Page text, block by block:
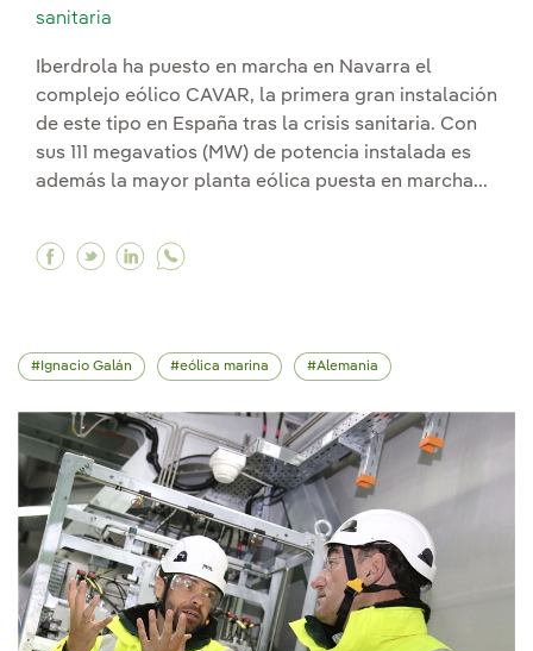
sanitaria
Iberdrola ha puesto en marcha en Navarra el
complejo eólico CAVAR, la primera gran instalación
de este tipo en España tras la crisis sanitaria. Con
sus 111 megavatios (MW) de potencia instalada es
además la mayor planta eólica puesta en marcha...
Facebook Iberdrola impulsa la recuperación
Twitter Iberdrola impulsa la recuperación
Linkedin Iberdrola impulsa la
Ignacio Galán eólica marina Alemania